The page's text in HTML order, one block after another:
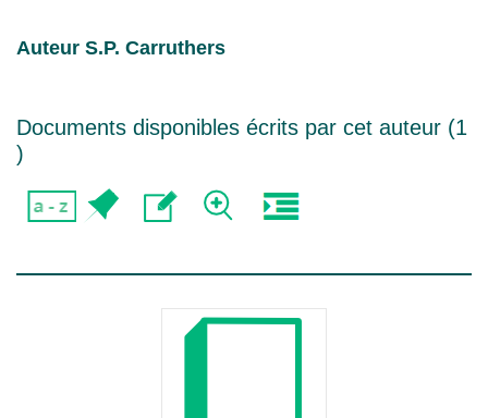
Auteur S.P. Carruthers
Documents disponibles écrits par cet auteur (1
)